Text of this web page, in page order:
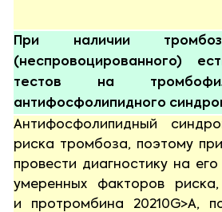
При наличии
(неспровоцированного)
тестов на
антифосфолипидного
Антифосфолипидный
риска тромбоза, поэтому
провести диагностику на
умеренных факторов
и протромбина 20210G>A,